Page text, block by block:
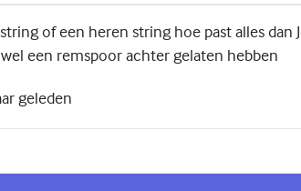
of een heren string hoe past alles dan
een remspoor achter gelaten hebben
geleden